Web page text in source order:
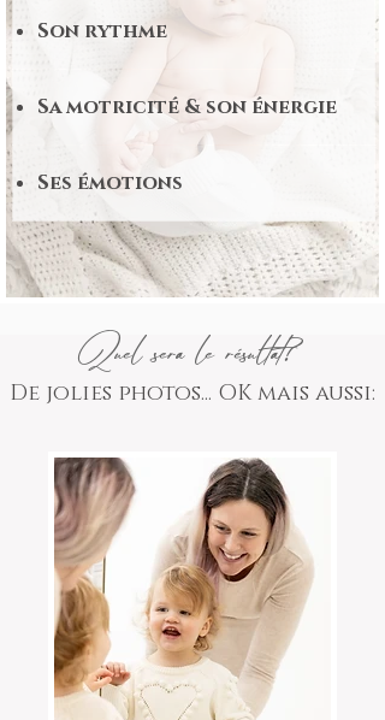
Son rythme
Sa motricité & son énergie
Ses émotions
Quel sera le résultat?
De jolies photos... OK mais aussi: